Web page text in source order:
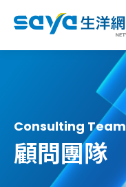
Consulting Team
顧問團隊